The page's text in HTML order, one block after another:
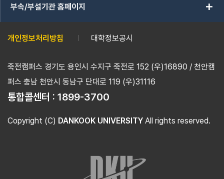
부속/부설기관 홈페이지 add
개인정보처리방침 대학정보공시
죽전캠퍼스 경기도 용인시 수지구 죽전로 152 (우)16890 / 천안캠
퍼스 충남 천안시 동남구 단대로 119 (우)31116
통합콜센터 : 1899-3700
Copyright (C) DANKOOK UNIVERSITY All rights reserved.